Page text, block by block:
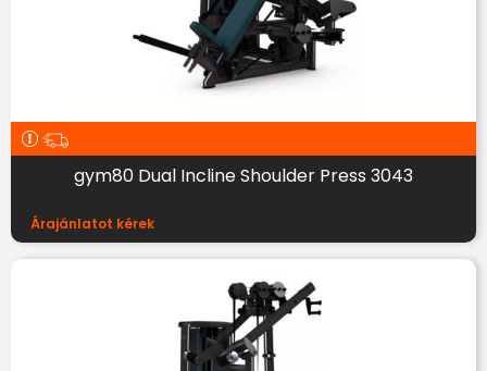
gym80 Dual Incline Shoulder Press 3043
Árajánlatot kérek